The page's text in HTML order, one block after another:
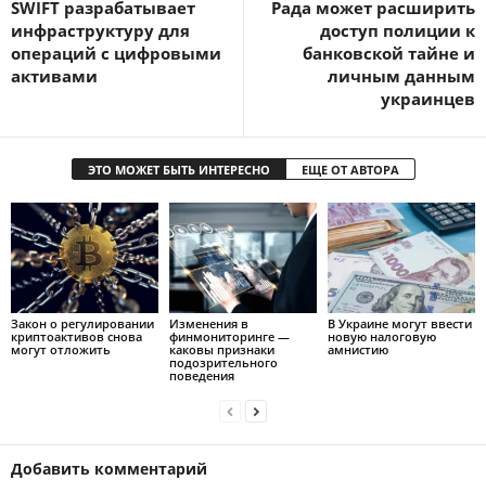
SWIFT разрабатывает
инфраструктуру для
операций с цифровыми
активами
Рада может расширить
доступ полиции к
банковской тайне и
личным данным
украинцев
ЭТО МОЖЕТ БЫТЬ ИНТЕРЕСНО ЕЩЕ ОТ АВТОРА
Закон о регулировании
криптоактивов снова
могут отложить
Изменения в
финмониторинге —
каковы признаки
подозрительного
поведения
В Украине могут ввести
новую налоговую
амнистию
Добавить комментарий